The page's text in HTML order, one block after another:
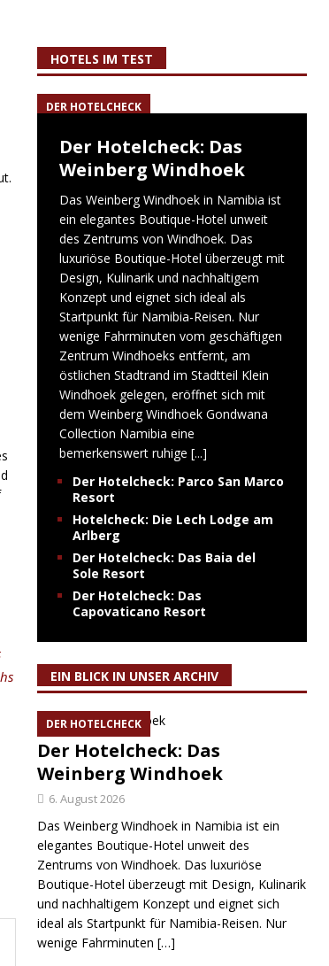
HOTELS IM TEST
DER HOTELCHECK
Der Hotelcheck: Das
Weinberg Windhoek
Das Weinberg Windhoek in Namibia ist
ein elegantes Boutique-Hotel unweit
des Zentrums von Windhoek. Das
luxuriöse Boutique-Hotel überzeugt mit
Design, Kulinarik und nachhaltigem
Konzept und eignet sich ideal als
Startpunkt für Namibia-Reisen. Nur
wenige Fahrminuten vom geschäftigen
Zentrum Windhoeks entfernt, am
östlichen Stadtrand im Stadtteil Klein
Windhoek gelegen, eröffnet sich mit
dem Weinberg Windhoek Gondwana
Collection Namibia eine
bemerkenswert ruhige [...]
Der Hotelcheck: Parco San Marco
Resort
Hotelcheck: Die Lech Lodge am
Arlberg
Der Hotelcheck: Das Baia del
Sole Resort
Der Hotelcheck: Das
Capovaticano Resort
EIN BLICK IN UNSER ARCHIV
DER HOTELCHECK
Der Hotelcheck: Das
Weinberg Windhoek
6. August 2026
Das Weinberg Windhoek in Namibia ist ein
elegantes Boutique-Hotel unweit des
Zentrums von Windhoek. Das luxuriöse
Boutique-Hotel überzeugt mit Design, Kulinarik
und nachhaltigem Konzept und eignet sich
ideal als Startpunkt für Namibia-Reisen. Nur
wenige Fahrminuten […]